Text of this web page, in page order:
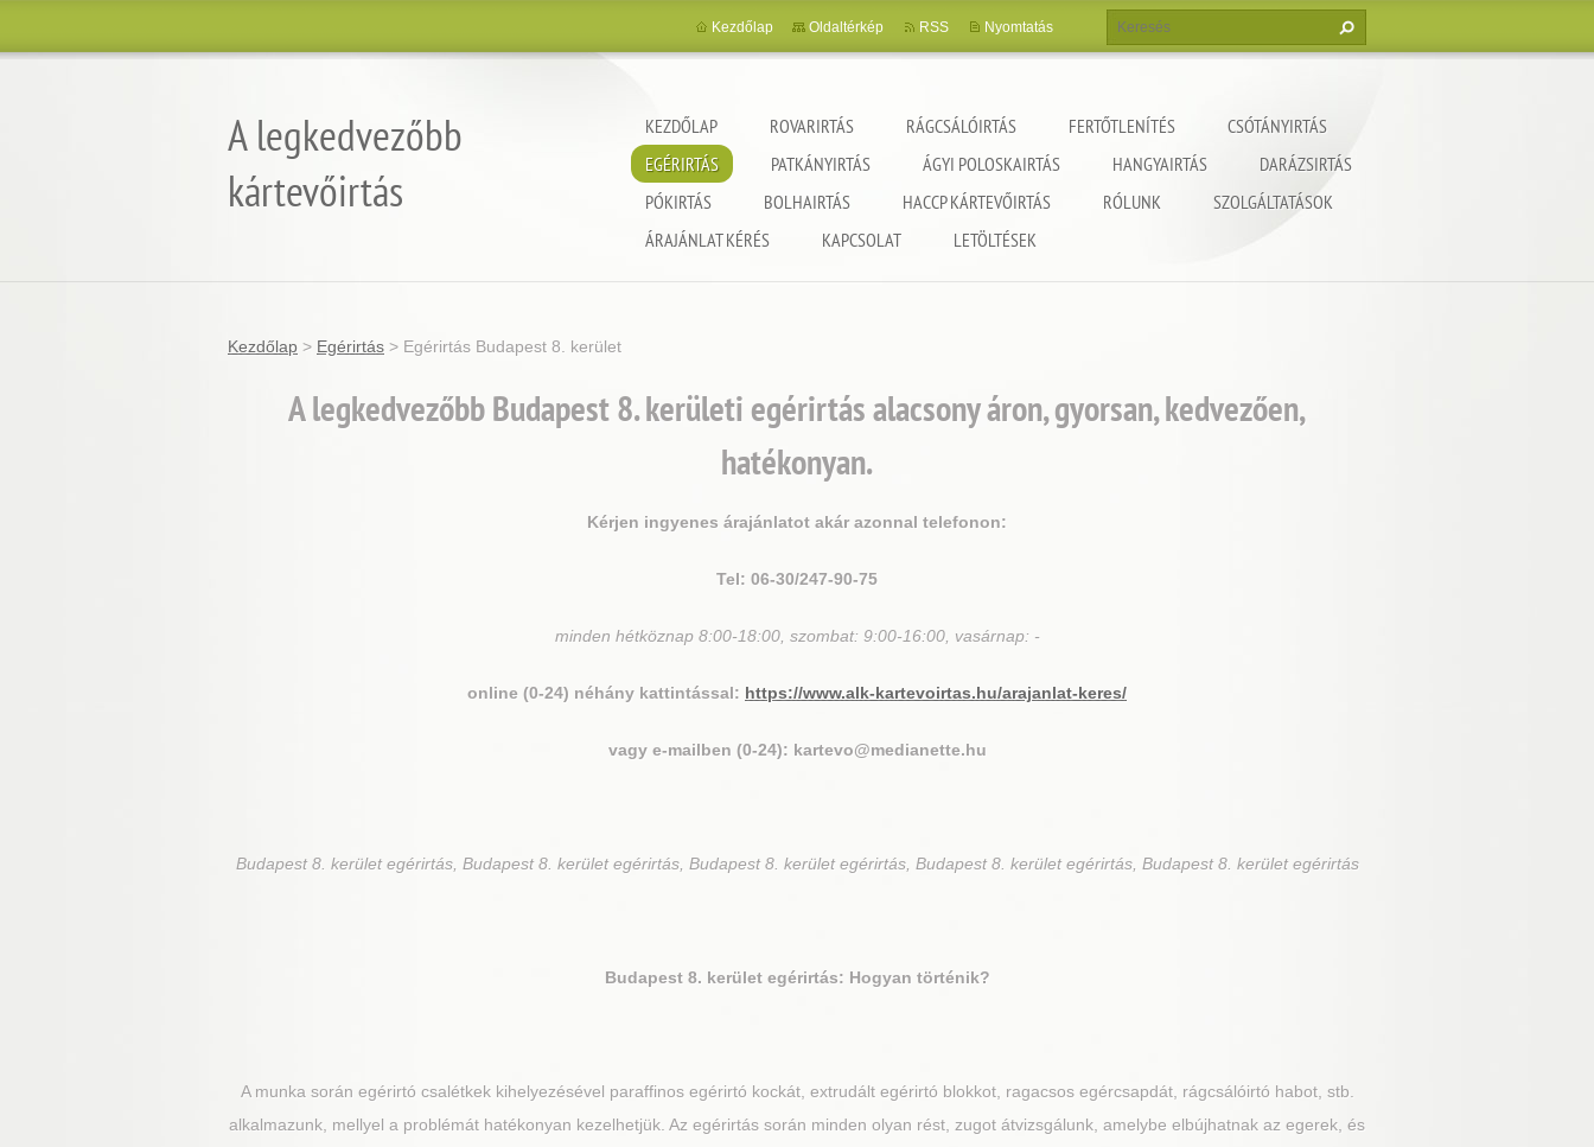
A legkedvezőbb
kártevőirtás
KEZDŐLAP ROVARIRTÁS RÁGCSÁLÓIRTÁS FERTŐTLENÍTÉS
CSÓTÁNYIRTÁS
EGÉRIRTÁS
PATKÁNYIRTÁS ÁGYI POLOSKAIRTÁS HANGYAIRTÁS
DARÁZSIRTÁS
PÓKIRTÁS
BOLHAIRTÁS HACCP KÁRTEVŐIRTÁS RÓLUNK
SZOLGÁLTATÁSOK
ÁRAJÁNLAT KÉRÉS
KAPCSOLAT LETÖLTÉSEK
Kezdőlap Oldaltérkép RSS Nyomtatás
Kezdőlap > Egérirtás > Egérirtás Budapest 8. kerület
A legkedvezőbb Budapest 8. kerületi egérirtás alacsony áron, gyorsan, kedvezően,
hatékonyan.
Kérjen ingyenes árajánlatot akár azonnal telefonon:
Tel: 06-30/247-90-75
minden hétköznap 8:00-18:00, szombat: 9:00-16:00, vasárnap: -
online (0-24) néhány kattintással: https://www.alk-kartevoirtas.hu/arajanlat-keres/
vagy e-mailben (0-24): kartevo@medianette.hu
Budapest 8. kerületegérirtás, Budapest 8. kerület egérirtás, Budapest 8. kerület egérirtás, Budapest 8. kerület egérirtás, Budapest 8. kerület egérirtás
Budapest 8. kerületegérirtás: Hogyan történik?
A munka során egérirtó csalétkek kihelyezésével paraffinos egérirtó kockát, extrudált egérirtó blokkot, ragacsos egércsapdát, rágcsálóirtó habot, stb.
alkalmazunk, mellyel a problémát hatékonyan kezelhetjük. Az egérirtás során minden olyan rést, zugot átvizsgálunk, amelybe elbújhatnak az egerek, és